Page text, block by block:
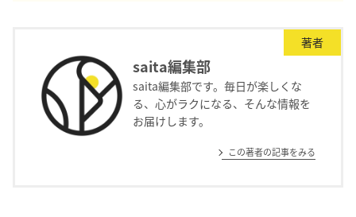
著者
saita編集部
saita編集部です。毎日が楽しくな
る、心がラクになる、そんな情報を
お届けします。
この著者の記事をみる